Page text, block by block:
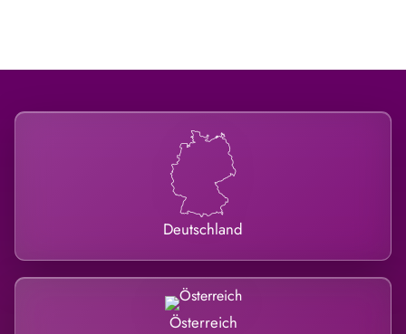
Deutschland
Österreich